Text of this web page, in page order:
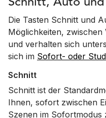
Schnitt, Auto
Die Tasten Schnitt und
Möglichkeiten,
und verhalten sich
sich im Sofort- oder
Schnitt
Schnitt ist der
Ihnen, sofort zwischen
Szenen im Sofortmodus